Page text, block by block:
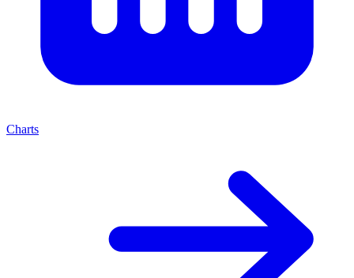
Charts